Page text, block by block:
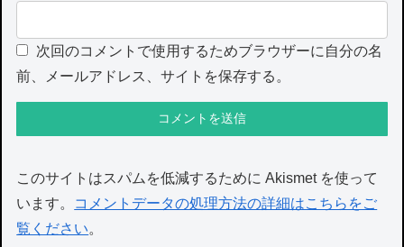
次回のコメントで使用するためブラウザーに自分の名
前、メールアドレス、サイトを保存する。
このサイトはスパムを低減するために Akismet を使って
います。
コメントデータの処理方法の詳細はこちらをご
覧ください。